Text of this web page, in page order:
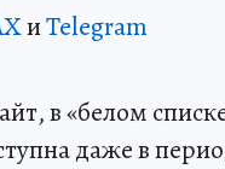
иTelegram
в «белом
даже в